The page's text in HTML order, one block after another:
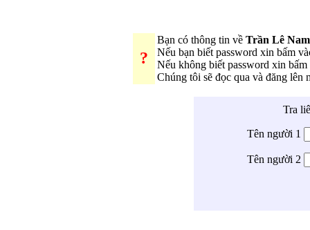
?
Bạn có thông tin về Trần Lê
Nếu bạn biết password xin bấm
Nếu không biết password xin
Chúng tôi sẽ đọc qua và đăng lên
Tra
Tên người 1
Tên người 2